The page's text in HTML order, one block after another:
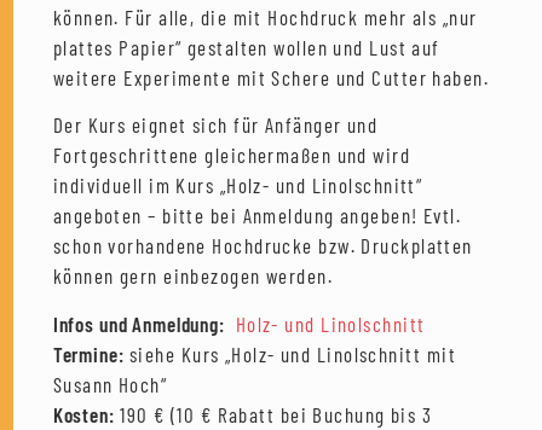
können. Für alle, die mit Hochdruck mehr als „nur
plattes Papier“ gestalten wollen und Lust auf
weitere Experimente mit Schere und Cutter haben.
Der Kurs eignet sich für Anfänger und
Fortgeschrittene gleichermaßen und wird
individuell im Kurs „Holz- und Linolschnitt“
angeboten – bitte bei Anmeldung angeben! Evtl.
schon vorhandene Hochdrucke bzw. Druckplatten
können gern einbezogen werden.
Infos und Anmeldung: Holz- und Linolschnitt
Termine: siehe Kurs „Holz- und Linolschnitt mit
Susann Hoch“
Kosten: 190 € (10 € Rabatt bei Buchung bis 3